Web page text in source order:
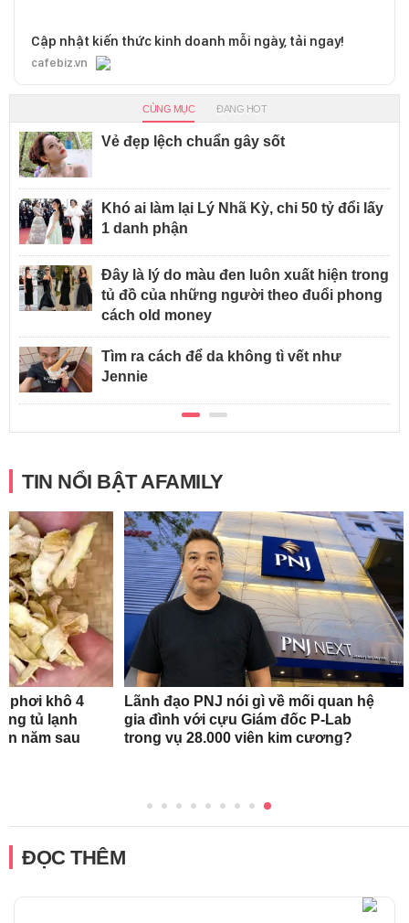
Cập nhật kiến thức kinh doanh mỗi ngày, tải ngay!
cafebiz.vn
CÙNG MỤC ĐANG HOT
Vẻ đẹp lệch chuẩn gây sốt
Khó ai làm lại Lý Nhã Kỳ, chi 50 tỷ đổi lấy
1 danh phận
Đây là lý do màu đen luôn xuất hiện trong
tủ đồ của những người theo đuổi phong
cách old money
Tìm ra cách để da không tì vết như
Jennie
TIN NỔI BẬT AFAMILY
phơi khô 4
tủ lạnh
năm sau
Lãnh đạo PNJ nói gì về mối quan hệ
gia đình với cựu Giám đốc P-Lab
trong vụ 28.000 viên kim cương?
ĐỌC THÊM